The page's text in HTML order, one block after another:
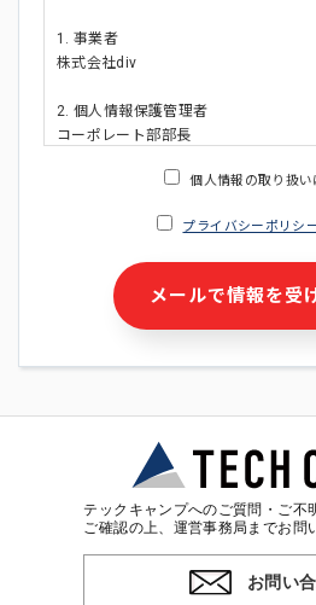
1. 事業者
株式会社div
2. 個人情報保護管理者
コーポレート部部長
・ご請求された資料の送付のため
・本サービス及び本サービスに関連す
サービス又は商品等の広告配信・宣伝
・個人(法人の場合は担当者)を識別で
計情報の作成および利用
※上記の利用目的に基づいた本人への
4. 個人情報の第三者提供
個人情報の取り扱い
プライバシーポリシ
メールで情報を受
テックキャンプへのご質問・ご不
ご確認の上、運営事務局までお問
お問い